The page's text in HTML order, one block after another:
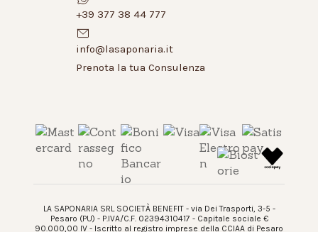
+39 377 38 44 777
info@lasaponaria.it
Prenota la tua Consulenza
LA SAPONARIA SRL SOCIETÀ BENEFIT - via Dei Trasporti, 3-5 -
Pesaro (PU) - P.IVA/C.F. 02394310417 - Capitale sociale €
90.000,00 IV - Iscritto al registro imprese della CCIAA di Pesaro